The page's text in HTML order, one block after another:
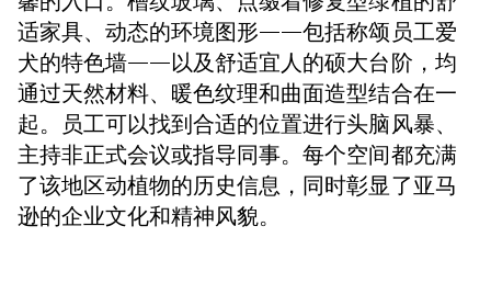
适家具、动态的环境图形——包括称颂员工爱
犬的特色墙——以及舒适宜人的硕大台阶，均
通过天然材料、暖色纹理和曲面造型结合在一
起。员工可以找到合适的位置进行头脑风暴、
主持非正式会议或指导同事。每个空间都充满
了该地区动植物的历史信息，同时彰显了亚马
逊的企业文化和精神风貌。